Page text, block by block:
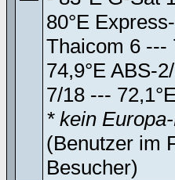
80°E
Thaicom 6 ---
74,9°E ABS-
7/18 ---
* kein
(Benutzer im
Besucher)